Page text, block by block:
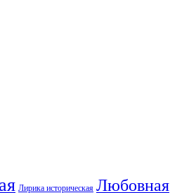
Лирика историческая Любовная